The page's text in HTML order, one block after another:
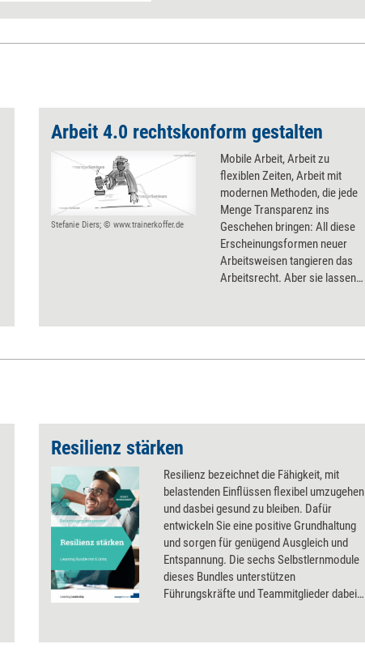
Arbeit 4.0 rechtskonform gestalten
Stefanie Diers; © www.trainerkoffer.de
Mobile Arbeit, Arbeit zu
flexiblen Zeiten, Arbeit mit
modernen Methoden, die jede
Menge Transparenz ins
Geschehen bringen: All diese
Erscheinungsformen neuer
Arbeitsweisen tangieren das
Arbeitsrecht. Aber sie lassen
rechtskonform gestalten. Die
Überblick.
Resilienz stärken
Resilienz bezeichnet die Fähigkeit, mit
belastenden Einflüssen flexibel umzugehen
und dasbei gesund zu bleiben. Dafür
entwickeln Sie eine positive Grundhaltung
und sorgen für genügend Ausgleich und
Entspannung. Die sechs Selbstlernmodule
dieses Bundles unterstützen
Führungskräfte und Teammitglieder dabei,